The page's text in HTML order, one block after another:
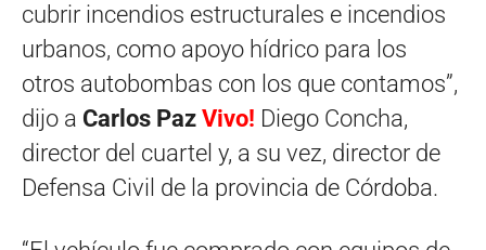
cubrir incendios estructurales e incendios
urbanos, como apoyo hídrico para los
otros autobombas con los que contamos”,
dijo a Carlos Paz Vivo! Diego Concha,
director del cuartel y, a su vez, director de
Defensa Civil de la provincia de Córdoba.